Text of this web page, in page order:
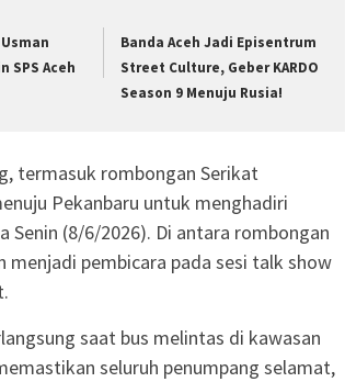
SPS Aceh
Banda Aceh Jadi Episentrum
Street Culture, Geber KARDO
Season 9 Menuju Rusia!
termasuk rombongan Serikat
Pekanbaru untuk menghadiri
Senin (8/6/2026). Di antara rombongan
pembicara pada sesi talk show
saat bus melintas di kawasan
seluruh penumpang selamat,